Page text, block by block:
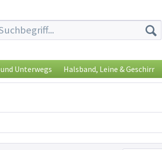
Unterwegs Halsband, Leine & Geschirr